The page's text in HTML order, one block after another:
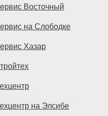
Восточный
на Слободке
Хазар
на Элсибе